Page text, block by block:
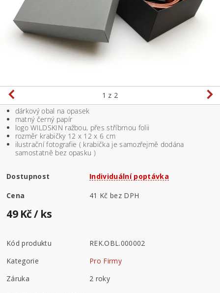
1 z 2
dárkový obal na opasek
matný černý papír
logo WILDSKIN ražbou, přes stříbrnou folii
rozměr krabičky 12 x 12 x 6 cm
ilustrační fotografie ( krabička je samozřejmě dodána
samostatně bez opasku )
Dostupnost Individuální poptávka
Cena 41 Kč bez DPH
49 Kč/ ks
Kód produktu
REK.OBL.000002
Kategorie
Pro Firmy
Záruka
2 roky